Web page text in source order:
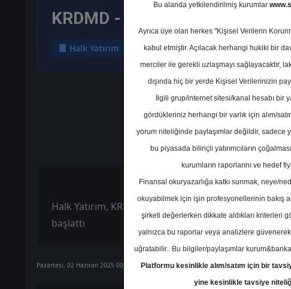
KRDMD - Hedef Fiyat
Halk Yatırım 02 Haziran 2025
Halk Yatırım, KRDMD-KARDEMİR (D) için
başlattı
Pazartesi, 02 Haziran 2025 00:00
Bu alanda yetkilendirilmiş kurumlar
Ayrıca üye olan herkes "Kişisel Verilerin
kabul etmiştir. Açılacak herhangi hukiki bir
merciler ile gerekli uzlaşmayı sağlayacaktır,
dışında hiç bir yerde Kişisel Verilerinizin
İlgili grup/internet sitesi/kanal hesabı bir
gördükleriniz herhangi bir varlık için alım/
yorum niteliğinde paylaşımlar değildir, sadece
bu piyasada bilinçli yatırımcıların
kurumların raporlarını ve hedef
Finansal okuryazarlığa katkı sunmak, neye/
okuyabilmek için işin profesyonellerinin bakış
şirketi değerlerken dikkate aldıkları kriterleri
yalnızca bu raporlar veya analizlere
uğratabilir.. Bu bilgiler/paylaşımlar
Platformu kesinlikle alım/satım için bir
yine kesinlikle tavsiye